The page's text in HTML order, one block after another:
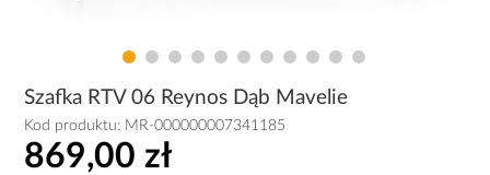
Szafka RTV 06 Reynos Dąb Mavelie
Kod produktu: MR-000000007341185
869,00 zł